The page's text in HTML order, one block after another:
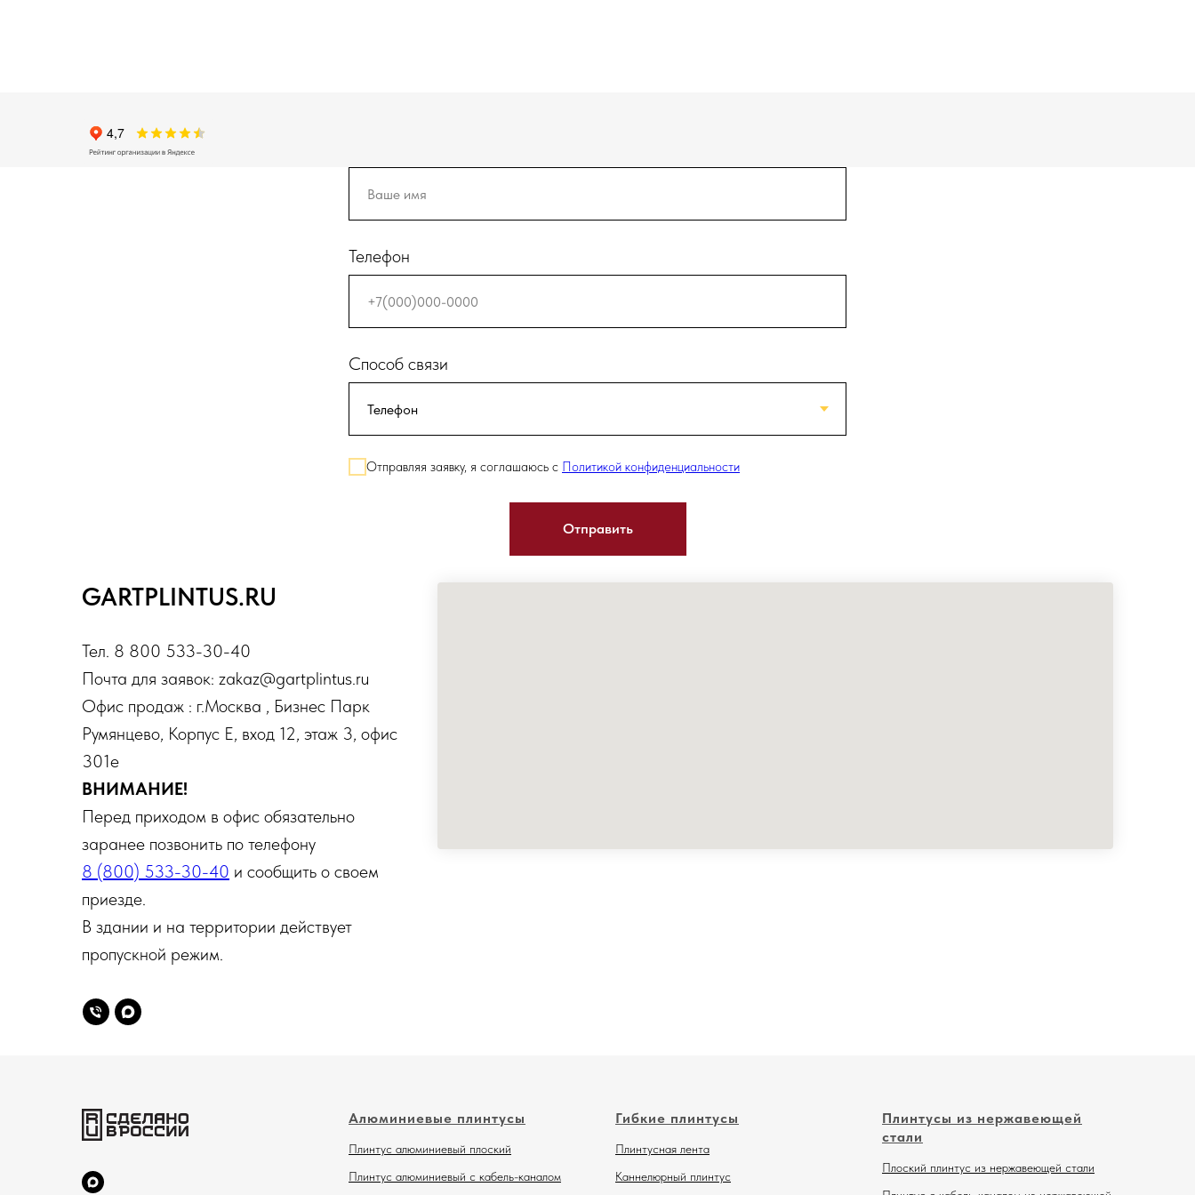
Телефон
Способ связи
Отправляя заявку, я соглашаюсь с Политикой конфиденциальности
Отправить
GARTPLINTUS.RU
Тел. 8 800 533-30-40
Почта для заявок: zakaz@gartplintus.ru
Офис продаж : г.Москва , Бизнес Парк
Румянцево, Корпус Е, вход 12, этаж 3, офис
301е
ВНИМАНИЕ!
Перед приходом в офис обязательно
заранее позвонить по телефону
8 (800) 533-30-40 и сообщить о своем
приезде.
В здании и на территории действует
пропускной режим.
Алюминиевые плинтусы
Плинтус алюминиевый плоский
Плинтус алюминиевый с кабель-каналом
Гибкие плинтусы
Плинтусная лента
Каннелюрный плинтус
Плинтусы из нержавеющей
стали
Плоский плинтус из нержавеющей стали